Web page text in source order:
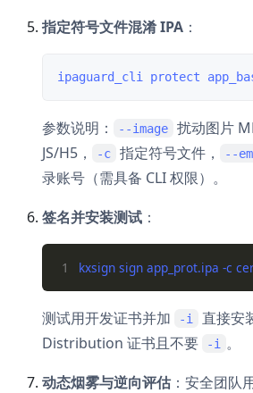
指定符号文件混淆 IPA ：
参数说明： --image 扰动图片
JS/H5，
-c 指定符号文件， --
录账号（需具备 CLI 权限）。
签名并安装测试 ：
1
测试用开发证书并加 -i
直接安
Distribution 证书且不要
-i
。
动态烟雾与逆向评估：安全团队